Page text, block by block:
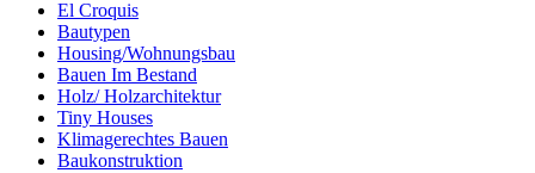
El Croquis
Bautypen
Housing/Wohnungsbau
Bauen Im Bestand
Holz/ Holzarchitektur
Tiny Houses
Klimagerechtes Bauen
Baukonstruktion